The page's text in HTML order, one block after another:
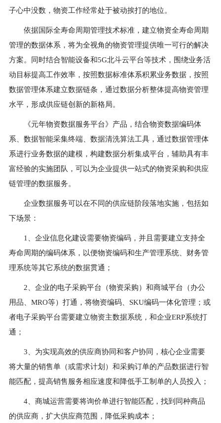
子心中没数，物资工作经常处于被动挨打的地位。
依据国际全寿命周期管理技术标准，建立物资全寿命周期
管理的数据体系，将为全视角的物资管理提供唯一可行的解决
方案。同时结合智能设备和5G北斗云平台等技术，围绕业务活
动目标提高工作效率，按照数据标准体系积累业务数据，按照
数据管理体系建立数据链条，通过数据分析整体提高物资管理
水平，形成供应链创新的新格局。
《元年物资数据服务平台》产品，结合物资数据编码体
系、数据智能采集终端、数据清洗算法工具，通过数据管理体
系进行业务数据的建模，构建数据分析集成平台，辅助具有丰
富经验的实施团队，可以为企业提供一站式的物资采购和供应
链管理的数据服务。
企业数据服务可以在不同的供应链阶段落地实施，包括如
下场景：
1、企业信息化建设需要物资编码，并且需要建立支持全
寿命周期的编码体系，以便物资编码和生产管理系统、财务管
理系统等其它系统的数据贯通；
2、企业的电子采购平台（物资采购）和商城平台（办公
用品、MRO等）打通，将物资编码、SKU编码一体化管理；或
者电子采购平台需要建立物资主数据系统，和企业ERP系统打
通；
3、为实现高效的供应商协同和客户协同，核心企业需要
将大量的销售单（或需求计划）和采购订单的产品数据进行智
能匹配，提高销售服务相应速度和降低手工制单的人员投入；
4、商城运营需要将询价单进行智能匹配，找到同种商品
的供应商，扩大供应商范围，降低采购成本；